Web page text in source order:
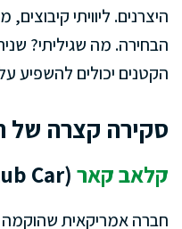
היצרנים. ליוויתי
הבחירה. מה שגיליתי?
הקטנים יכולים להשפיע
סקירה קצרה של
קלאב קאר (Club Car)